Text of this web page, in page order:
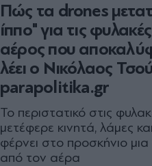
Πώς τα drones
ίππο" για τις
αέρος που
λέει ο Νικόλαος
parapolitika.gr
Το περιστατικό στις
μετέφερε κινητά, λάμες
φέρνει στο προσκήνιο
από τον αέρα